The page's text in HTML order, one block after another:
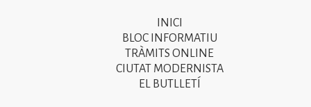
INICI
BLOC INFORMATIU
TRÀMITS ONLINE
CIUTAT MODERNISTA
EL BUTLLETÍ